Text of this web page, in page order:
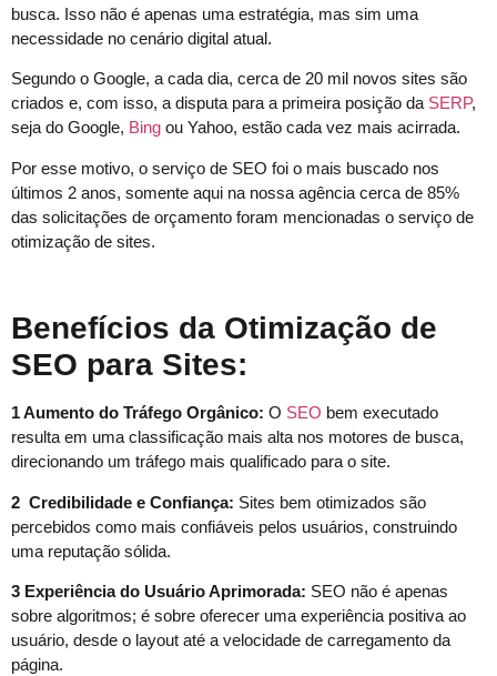
busca. Isso não é apenas uma estratégia, mas sim uma
necessidade no cenário digital atual.
Segundo o Google, a cada dia, cerca de 20 mil novos sites são
criados e, com isso, a disputa para a primeira posição da SERP,
seja do Google, Bing ou Yahoo, estão cada vez mais acirrada.
Por esse motivo, o serviço de SEO foi o mais buscado nos
últimos 2 anos, somente aqui na nossa agência cerca de 85%
das solicitações de orçamento foram mencionadas o serviço de
otimização de sites.
Benefícios da Otimização de
SEO para Sites:
1 Aumento do Tráfego Orgânico: O SEO bem executado
resulta em uma classificação mais alta nos motores de busca,
direcionando um tráfego mais qualificado para o site.
2 Credibilidade e Confiança: Sites bem otimizados são
percebidos como mais confiáveis pelos usuários, construindo
uma reputação sólida.
3 Experiência do Usuário Aprimorada: SEO não é apenas
sobre algoritmos; é sobre oferecer uma experiência positiva ao
usuário, desde o layout até a velocidade de carregamento da
página.